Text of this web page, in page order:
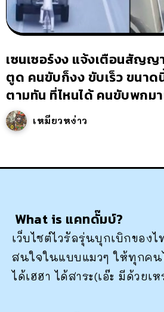
เซนเซอร์งง แจ้งเตือนสัญ
ตูด คนขับก็งง ขับเร็ว ขนาด
ตามทัน ที่ไหนได้ คนขับพกมา
เหมียวหง่าว
What is แคทดั๊มบ์?
เว็บไซต์ไวรัลรุ่นบุกเบิกของไ
สนใจในแบบแมวๆ ให้ทุกค
ได้เฮฮา ได้สาระ(เอ๊ะ มีด้วยเ